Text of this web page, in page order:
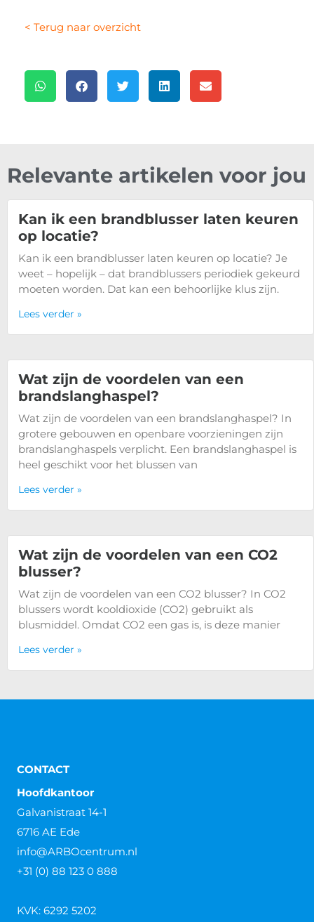
< Terug naar overzicht
Relevante artikelen voor jou
Kan ik een brandblusser laten keuren
op locatie?
Kan ik een brandblusser laten keuren op locatie? Je
weet – hopelijk – dat brandblussers periodiek gekeurd
moeten worden. Dat kan een behoorlijke klus zijn.
Lees verder »
Wat zijn de voordelen van een
brandslanghaspel?
Wat zijn de voordelen van een brandslanghaspel? In
grotere gebouwen en openbare voorzieningen zijn
brandslanghaspels verplicht. Een brandslanghaspel is
heel geschikt voor het blussen van
Lees verder »
Wat zijn de voordelen van een CO2
blusser?
Wat zijn de voordelen van een CO2 blusser? In CO2
blussers wordt kooldioxide (CO2) gebruikt als
blusmiddel. Omdat CO2 een gas is, is deze manier
Lees verder »
CONTACT
Hoofdkantoor
Galvanistraat 14-1
6716 AE Ede
info@ARBOcentrum.nl
+31 (0) 88 123 0 888
KVK: 6292 5202